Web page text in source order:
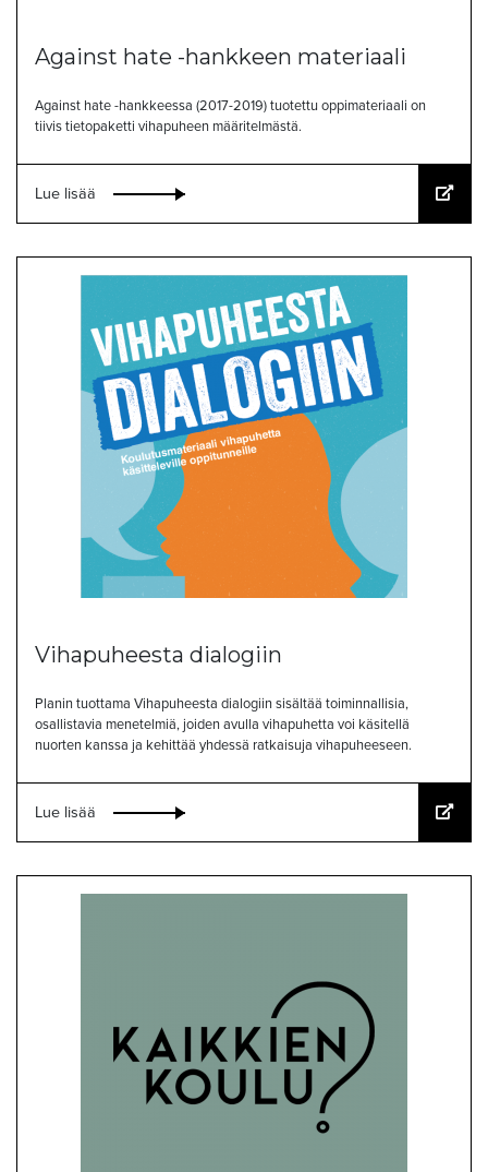
Against hate -hankkeen materiaali
Against hate -hankkeessa (2017-2019) tuotettu oppimateriaali on
tiivis tietopaketti vihapuheen määritelmästä.
Lue lisää
Vihapuheesta dialogiin
Planin tuottama Vihapuheesta dialogiin sisältää toiminnallisia,
osallistavia menetelmiä, joiden avulla vihapuhetta voi käsitellä
nuorten kanssa ja kehittää yhdessä ratkaisuja vihapuheeseen.
Lue lisää